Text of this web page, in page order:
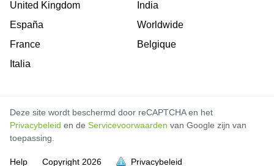
United Kingdom
España
France
Italia
India
Worldwide
Belgique
Deze site wordt beschermd door reCAPTCHA en het
Privacybeleid en de Servicevoorwaarden van Google zijn van
toepassing.
Help Copyright 2026 Privacybeleid